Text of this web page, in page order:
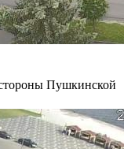
Пушкинской